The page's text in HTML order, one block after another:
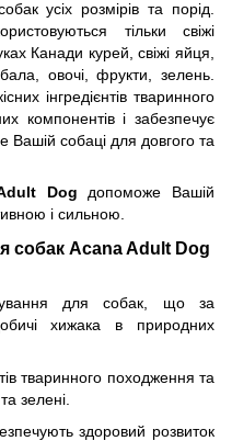
усіх розмірів та порід.
тільки свіжі
Канади курей, свіжі яйця,
овочі, фрукти, зелень.
інгредієнтів тваринного
компонентів і забезпечує
Вашій собаці для довгого та
Dog допоможе Вашій
і сильною.
собак Acana Adult Dog
для собак, що за
хижака в природних
тваринного походження та
зелені.
здоровий розвиток